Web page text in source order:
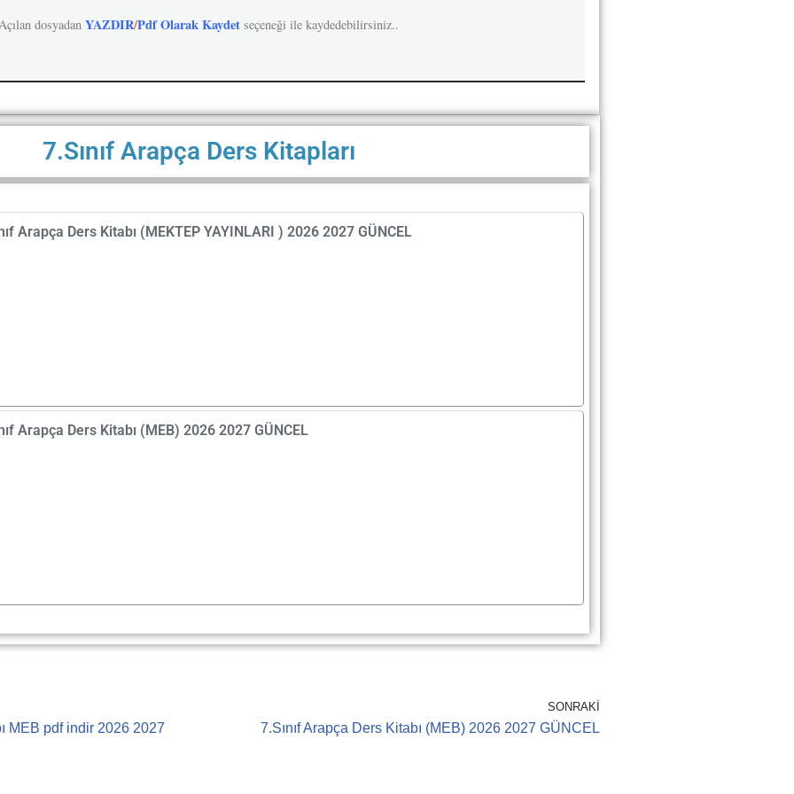
dosyadan YAZDIR/Pdf Olarak Kaydet seçeneği ile kaydedebilirsiniz..
7.Sınıf Arapça Ders Kitapları
Arapça Ders Kitabı (MEKTEP YAYINLARI ) 2026 2027 GÜNCEL
Arapça Ders Kitabı (MEB) 2026 2027 GÜNCEL
MEB pdf indir 2026 2027
SONRAKI
7.Sınıf Arapça Ders Kitabı (MEB) 2026 2027 GÜNCEL